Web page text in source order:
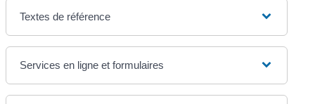
Textes de référence
Services en ligne et formulaires